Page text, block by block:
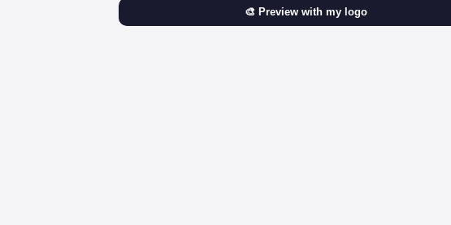
🎨 Preview with my logo